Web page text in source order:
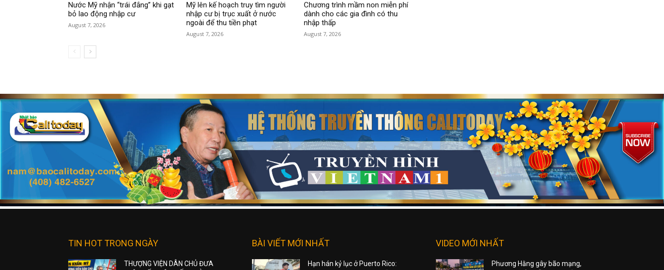
Nước Mỹ nhận “trái đắng” khi gạt
bỏ lao động nhập cư
August 7, 2026
Mỹ lên kế hoạch truy tìm người
nhập cư bị trục xuất ở nước
ngoài để thu tiền phạt
August 7, 2026
Chương trình mầm non miễn phí
dành cho các gia đình có thu
nhập thấp
August 7, 2026
TIN HOT TRONG NGÀY
THƯỢNG VIỆN DÂN CHỦ ĐƯA
BÀI VIẾT MỚI NHẤT
Hạn hán kỷ lục ở Puerto Rico:
VIDEO MỚI NHẤT
Phương Hằng gây bão mạng,